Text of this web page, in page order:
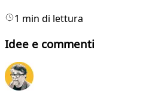
1 min di lettura
Idee e commenti